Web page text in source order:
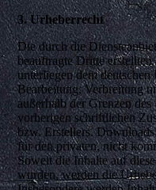
3. Urheberrecht
Die durch die
beauftragte Dritte
unterliegen dem
Bearbeitung, Verbreitung
außerhalb der Grenzen
vorherigen schriftlichen
bzw. Erstellers.
für den privaten, nicht
Soweit die Inhalte auf
wurden, werden die